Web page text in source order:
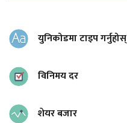
युनिकोडमा टाइप गर्नुहोस्
विनिमय दर
शेयर बजार